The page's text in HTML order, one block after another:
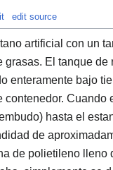
edit source
artificial con un
El tanque
enteramente bajo
contenedor.
hasta el
de
de polietileno lleno